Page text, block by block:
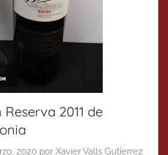
2011 de
2020 por Xavier Valls Gutierrez